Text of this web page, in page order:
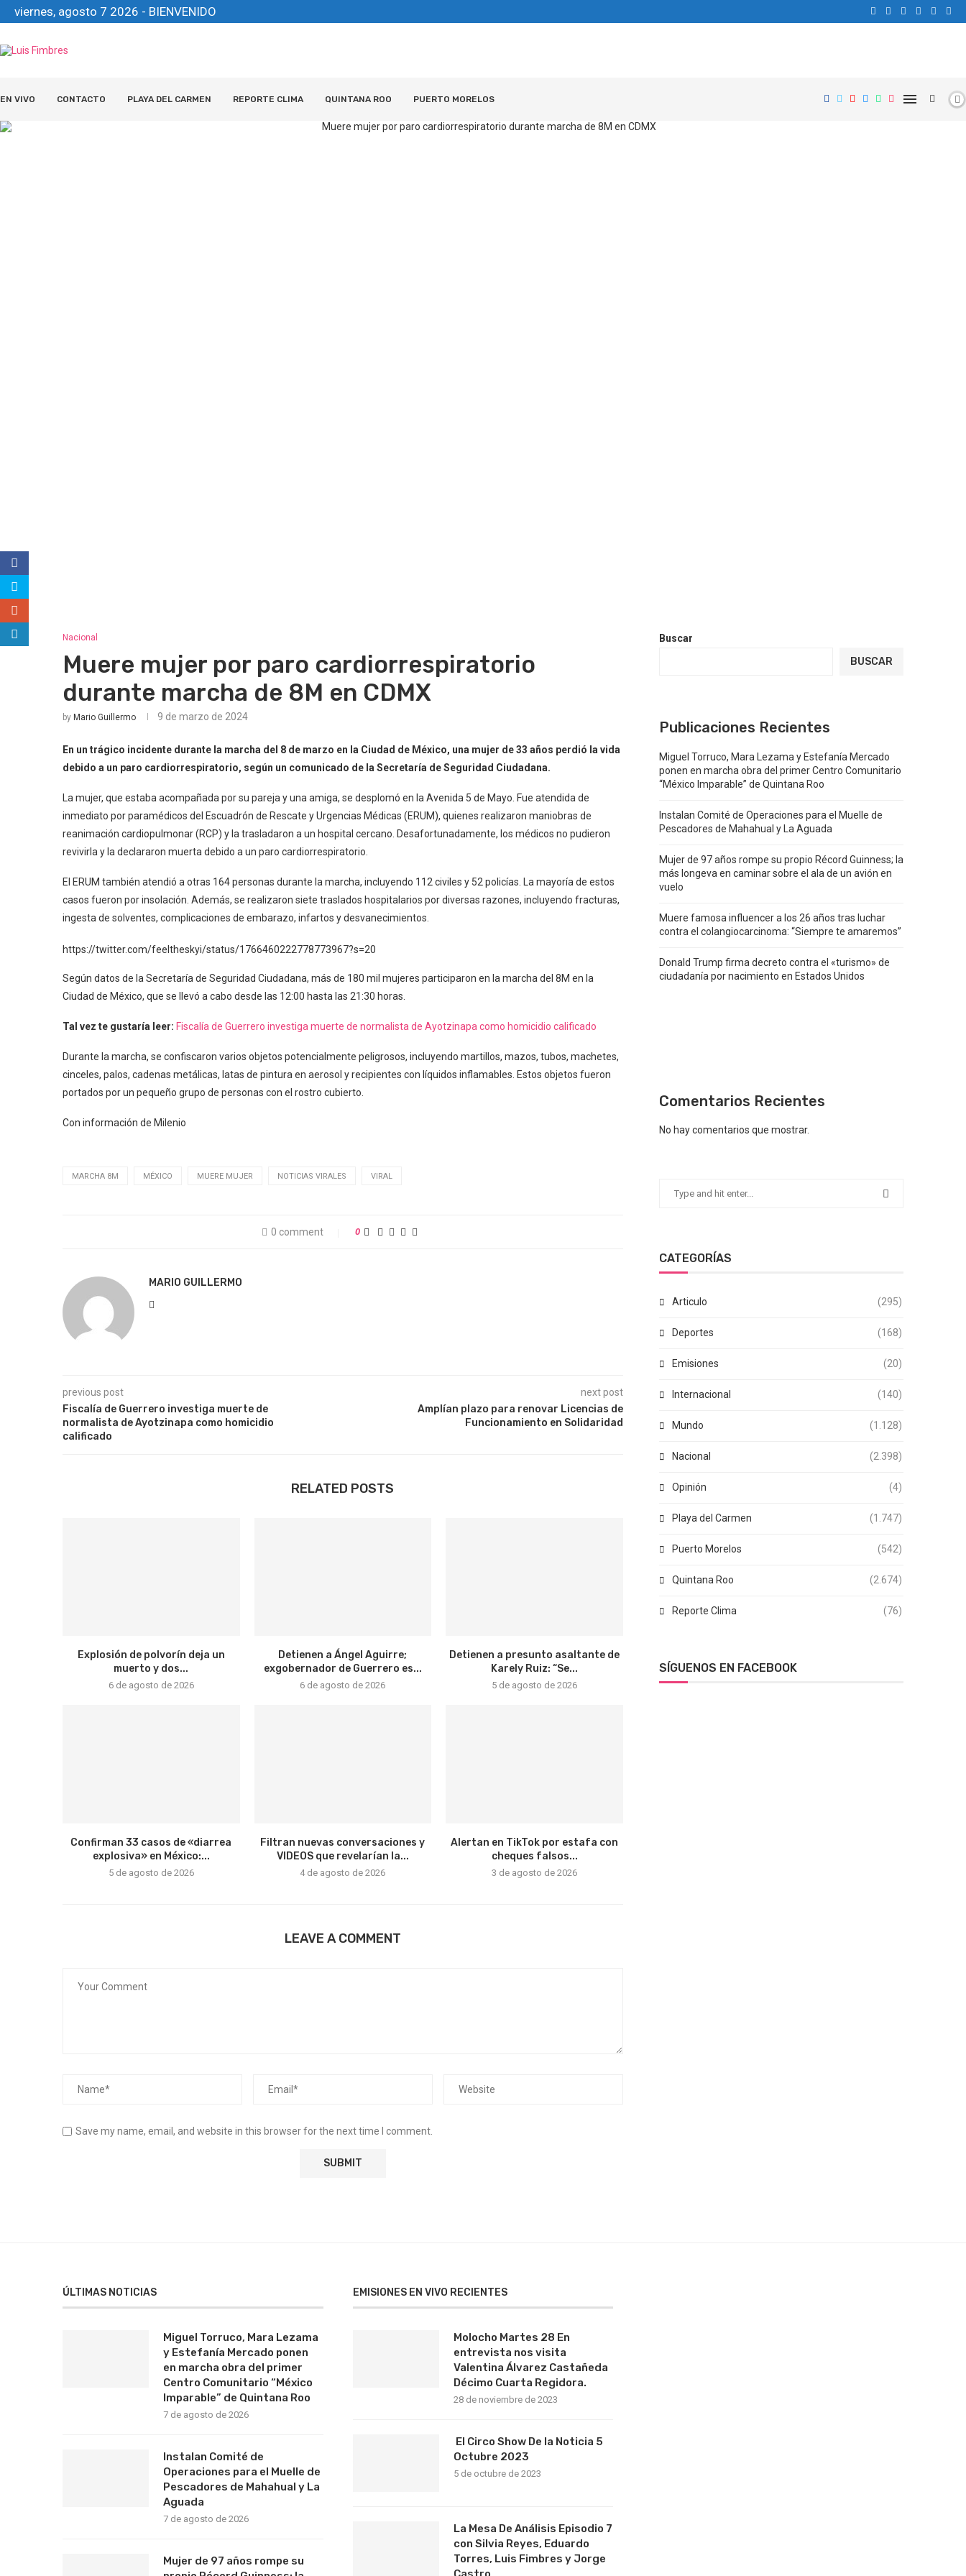
viernes, agosto 7 2026 - BIENVENIDO
EN VIVO CONTACTO PLAYA DEL CARMEN REPORTE CLIMA QUINTANA ROO PUERTO MORELOS
Nacional
Muere mujer por paro cardiorrespiratorio
durante marcha de 8M en CDMX
by Mario Guillermo 9 de marzo de 2024
En un trágico incidente durante la marcha del 8 de marzo en la Ciudad de México, una mujer de 33 años perdió la vida
debido a un paro cardiorrespiratorio, según un comunicado de la Secretaría de Seguridad Ciudadana.
La mujer, que estaba acompañada por su pareja y una amiga, se desplomó en la Avenida 5 de Mayo. Fue atendida de
inmediato por paramédicos del Escuadrón de Rescate y Urgencias Médicas (ERUM), quienes realizaron maniobras de
reanimación cardiopulmonar (RCP) y la trasladaron a un hospital cercano. Desafortunadamente, los médicos no pudieron
revivirla y la declararon muerta debido a un paro cardiorrespiratorio.
El ERUM también atendió a otras 164 personas durante la marcha, incluyendo 112 civiles y 52 policías. La mayoría de estos
casos fueron por insolación. Además, se realizaron siete traslados hospitalarios por diversas razones, incluyendo fracturas,
ingesta de solventes, complicaciones de embarazo, infartos y desvanecimientos.
https://twitter.com/feeltheskyi/status/1766460222778773967?s=20
Según datos de la Secretaría de Seguridad Ciudadana, más de 180 mil mujeres participaron en la marcha del 8M en la
Ciudad de México, que se llevó a cabo desde las 12:00 hasta las 21:30 horas.
Tal vez te gustaría leer: Fiscalía de Guerrero investiga muerte de normalista de Ayotzinapa como homicidio calificado
Durante la marcha, se confiscaron varios objetos potencialmente peligrosos, incluyendo martillos, mazos, tubos, machetes,
cinceles, palos, cadenas metálicas, latas de pintura en aerosol y recipientes con líquidos inflamables. Estos objetos fueron
portados por un pequeño grupo de personas con el rostro cubierto.
Con información de Milenio
MARCHA 8M MÉXICO MUERE MUJER NOTICIAS VIRALES VIRAL
0 comment 0
MARIO GUILLERMO
previous post
Fiscalía de Guerrero investiga muerte de
normalista de Ayotzinapa como homicidio
calificado
next post
Amplían plazo para renovar Licencias de
Funcionamiento en Solidaridad
RELATED POSTS
Explosión de polvorín deja un
muerto y dos...
6 de agosto de 2026
Detienen a Ángel Aguirre;
exgobernador de Guerrero es...
6 de agosto de 2026
Detienen a presunto asaltante de
Karely Ruiz: “Se...
5 de agosto de 2026
Confirman 33 casos de «diarrea
explosiva» en México:...
5 de agosto de 2026
Filtran nuevas conversaciones y
VIDEOS que revelarían la...
4 de agosto de 2026
Alertan en TikTok por estafa con
cheques falsos...
3 de agosto de 2026
LEAVE A COMMENT
Save my name, email, and website in this browser for the next time I comment.
Buscar
BUSCAR
Publicaciones Recientes
Miguel Torruco, Mara Lezama y Estefanía Mercado
ponen en marcha obra del primer Centro Comunitario
“México Imparable” de Quintana Roo
Instalan Comité de Operaciones para el Muelle de
Pescadores de Mahahual y La Aguada
Mujer de 97 años rompe su propio Récord Guinness; la
más longeva en caminar sobre el ala de un avión en
vuelo
Muere famosa influencer a los 26 años tras luchar
contra el colangiocarcinoma: “Siempre te amaremos”
Donald Trump firma decreto contra el «turismo» de
ciudadanía por nacimiento en Estados Unidos
Comentarios Recientes
No hay comentarios que mostrar.
CATEGORÍAS
Articulo (295)
Deportes (168)
Emisiones (20)
Internacional (140)
Mundo (1.128)
Nacional (2.398)
Opinión (4)
Playa del Carmen (1.747)
Puerto Morelos (542)
Quintana Roo (2.674)
Reporte Clima (76)
SÍGUENOS EN FACEBOOK
ÚLTIMAS NOTICIAS
Miguel Torruco, Mara Lezama
y Estefanía Mercado ponen
en marcha obra del primer
Centro Comunitario “México
Imparable” de Quintana Roo
7 de agosto de 2026
Instalan Comité de
Operaciones para el Muelle de
Pescadores de Mahahual y La
Aguada
7 de agosto de 2026
Mujer de 97 años rompe su
EMISIONES EN VIVO RECIENTES
Molocho Martes 28 En
entrevista nos visita
Valentina Álvarez Castañeda
Décimo Cuarta Regidora.
28 de noviembre de 2023
El Circo Show De la Noticia 5
Octubre 2023
5 de octubre de 2023
La Mesa De Análisis Episodio 7
con Silvia Reyes, Eduardo
Torres, Luis Fimbres y Jorge